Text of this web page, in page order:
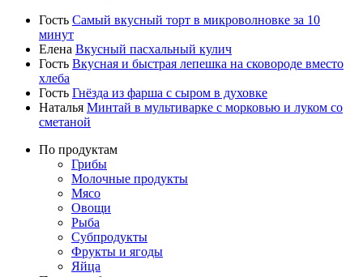
Гость Самый вкусный торт в микроволновке за 10
минут
Елена Вкусный пасхальный кулич
Гость Вкусная и быстрая лепешка на сковороде вместо
хлеба
Гость Гнёзда из фарша с сыром в духовке
Наталья Минтай в мультиварке с морковью и луком со
сметаной
По продуктам
Грибы
Молочные продукты
Мясо
Овощи
Рыба
Субпродукты
Фрукты и ягоды
Яйца